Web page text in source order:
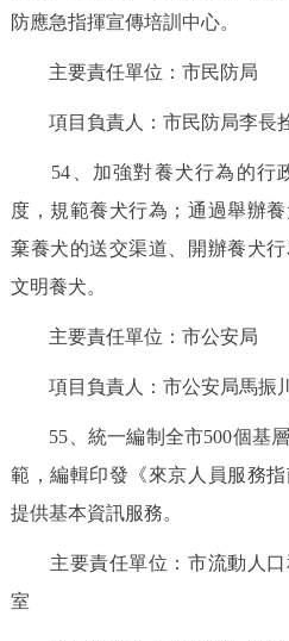
防應急指揮宣傳培訓中心。
主要責任單位：市民防局
項目負責人：市民防局李長
54、加強對養犬行為的行
度，規範養犬行為；通過舉辦
棄養犬的送交渠道、開辦養犬
文明養犬。
主要責任單位：市公安局
項目負責人：市公安局馬振川
55、統一編制全市500個基層
範，編輯印發《來京人員服務
提供基本資訊服務。
主要責任單位：市流動人口
室